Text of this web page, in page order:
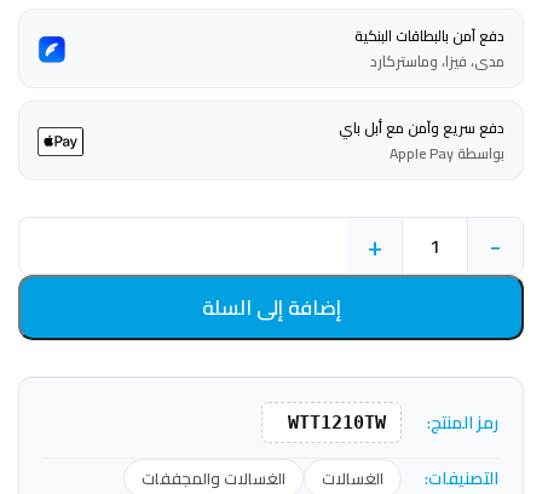
دفع آمن بالبطاقات البنكية
مدى، فيزا، وماستركارد
دفع سريع وآمن مع أبل باي
بواسطة Apple Pay
-
+
إضافة إلى السلة
رمز المنتج: WTT1210TW
التصنيفات: الغسالات
الغسالات والمجففات